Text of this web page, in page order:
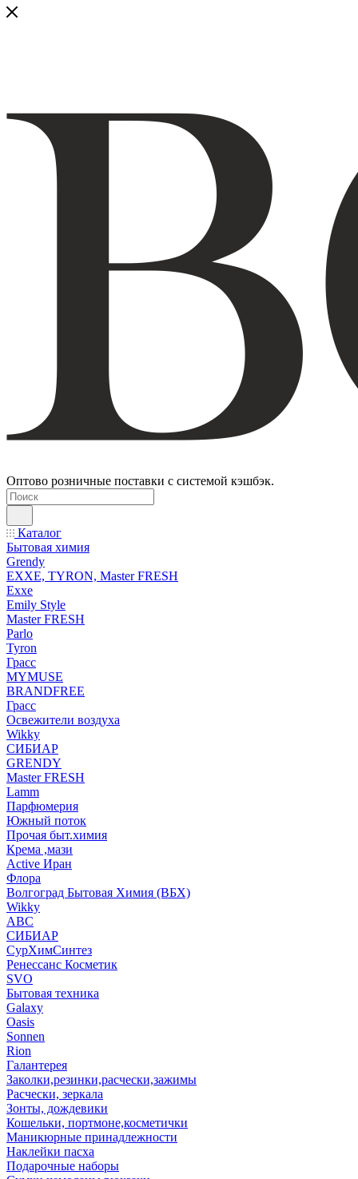
Оптово розничные поставки с системой кэшбэк.
Каталог
Бытовая химия
Grendy
EXXE, TYRON, Master FRESH
Exxe
Emily Style
Master FRESH
Parlo
Tyron
Грасс
MYMUSE
BRANDFREE
Грасс
Освежители воздуха
Wikky
СИБИАР
GRENDY
Master FRESH
Lamm
Парфюмерия
Южный поток
Прочая быт.химия
Крема ,мази
Аctive Иран
Флора
Волгоград Бытовая Химия (ВБХ)
Wikky
АВС
СИБИАР
СурХимСинтез
Ренессанс Косметик
SVO
Бытовая техника
Galaxy
Oasis
Sonnen
Rion
Галантерея
Заколки,резинки,расчески,зажимы
Расчески, зеркала
Зонты, дождевики
Кошельки, портмоне,косметички
Маникюрные принадлежности
Наклейки пасха
Подарочные наборы